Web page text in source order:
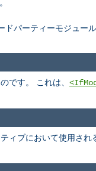
パーティーモジュー
です。 これは、
ィブにおいて使用さ